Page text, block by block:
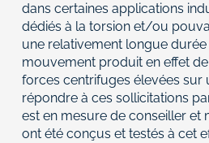
dans certaines applications
dédiés à la torsion et/ou
une relativement longue
mouvement produit en effet
forces centrifuges élevées
répondre à ces sollicitations
est en mesure de conseiller
ont été conçus et testés à cet